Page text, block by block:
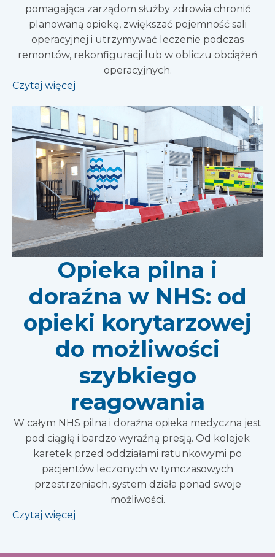
pomagająca zarządom służby zdrowia chronić
planowaną opiekę, zwiększać pojemność sali
operacyjnej i utrzymywać leczenie podczas
remontów, rekonfiguracji lub w obliczu obciążeń
operacyjnych.
Czytaj więcej
Opieka pilna i
doraźna w NHS: od
opieki korytarzowej
do możliwości
szybkiego
reagowania
W całym NHS pilna i doraźna opieka medyczna jest
pod ciągłą i bardzo wyraźną presją. Od kolejek
karetek przed oddziałami ratunkowymi po
pacjentów leczonych w tymczasowych
przestrzeniach, system działa ponad swoje
możliwości.
Czytaj więcej